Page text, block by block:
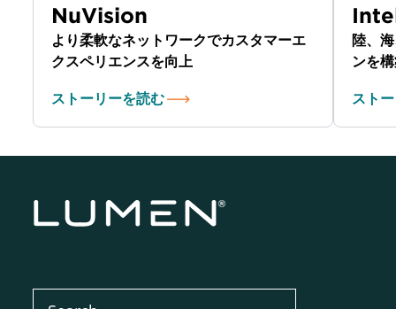
NuVision
より柔軟なネットワークでカスタマーエ
クスペリエンスを向上
ストーリーを読む
陸、
ンを
スト